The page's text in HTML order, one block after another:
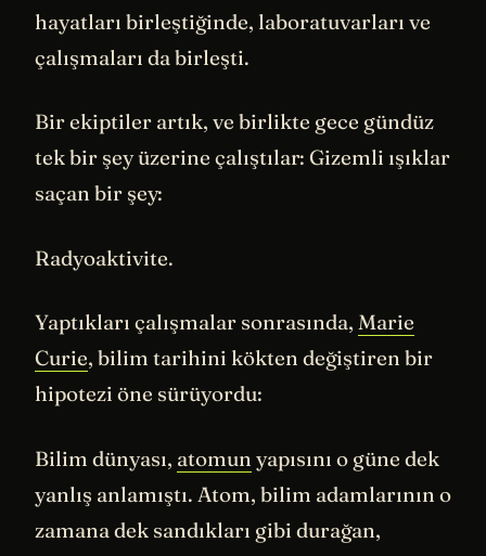
hayatları birleştiğinde, laboratuvarları ve
çalışmaları da birleşti.
Bir ekiptiler artık, ve birlikte gece gündüz
tek bir şey üzerine çalıştılar: Gizemli ışıklar
saçan bir şey:
Radyoaktivite.
Yaptıkları çalışmalar sonrasında, Marie
Curie, bilim tarihini kökten değiştiren bir
hipotezi öne sürüyordu:
Bilim dünyası, atomun yapısını o güne dek
yanlış anlamıştı. Atom, bilim adamlarının o
zamana dek sandıkları gibi durağan,